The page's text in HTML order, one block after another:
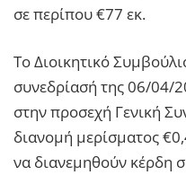
σε περίπου €77 εκ.
Το Διοικητικό
συνεδρίασή της 06/04/
στην προσεχή Γενική
διανομή μερίσματος
να διανεμηθούν κέρδη